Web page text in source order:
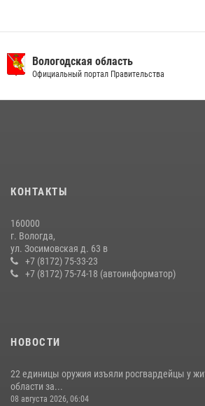
Вологодская область
Официальный портал Правительства
КОНТАКТЫ
160000
г. Вологда,
ул. Зосимовская д. 63 в
+7 (8172) 75-33-23
+7 (8172) 75-74-18 (автоинформатор)
НОВОСТИ
22 единицы оружия изъяли росгвардейцы у
области за...
08 августа 2026, 06:04